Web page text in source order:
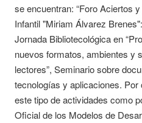
se encuentran: “Foro Aciertos
Infantil "Miriam Álvarez
Jornada Bibliotecológica en
nuevos formatos, ambientes y
lectores”, Seminario sobre
tecnologías y aplicaciones. Por
este tipo de actividades como
Oficial de los Modelos de